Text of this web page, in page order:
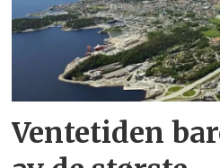
Ventetiden